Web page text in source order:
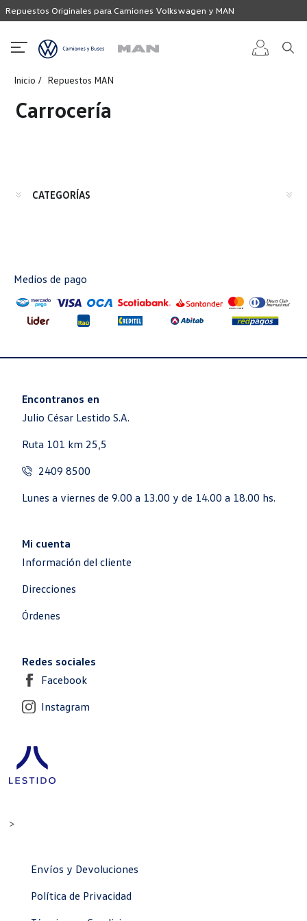
Repuestos Originales para Camiones Volkswagen y MAN
Inicio Repuestos MAN
Carrocería
CATEGORÍAS
Medios de pago
Encontranos en
Julio César Lestido S.A.
Ruta 101 km 25,5
2409 8500
Lunes a viernes de 9.00 a 13.00 y de 14.00 a 18.00 hs.
Mi cuenta
Información del cliente
Direcciones
Órdenes
Redes sociales
Facebook
Instagram
>
Envíos y Devoluciones
Política de Privacidad